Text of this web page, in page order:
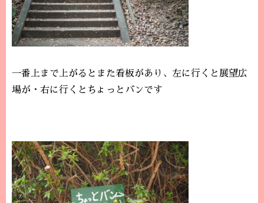
一番上まで上がるとまた看板があり、左に行くと展望広
場が・右に行くとちょっとバンです